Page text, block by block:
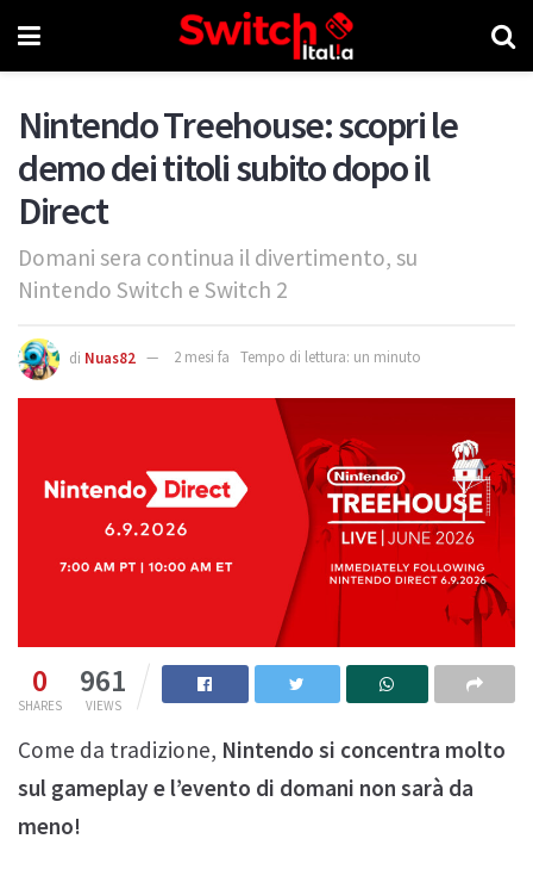
Nintendo Treehouse: scopri le
demo dei titoli subito dopo il
Direct
Domani sera continua il divertimento, su
Nintendo Switch e Switch 2
di Nuas82 2 mesi fa Tempo di lettura: un minuto
0
SHARES
961
VIEWS
Come da tradizione, Nintendo si concentra molto
sul gameplay e l’evento di domani non sarà da
meno!